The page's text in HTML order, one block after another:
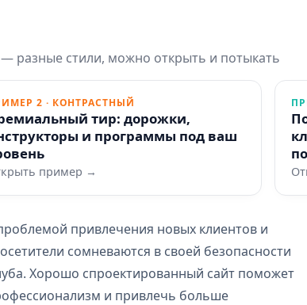
— разные стили, можно открыть и потыкать
2 · КОНТРАСТНЫЙ
тир: дорожки,
и программы под ваш
пример →
привлечения новых клиентов и
сомневаются в своей безопасности
Хорошо спроектированный сайт поможет
и привлечь больше